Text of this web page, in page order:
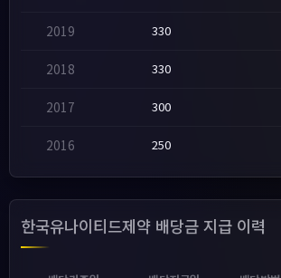
2019 330
2018 330
2017 300
2016 250
한국유나이티드제약 배당금 지급 이력